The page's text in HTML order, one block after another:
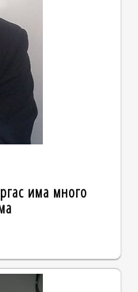
има много